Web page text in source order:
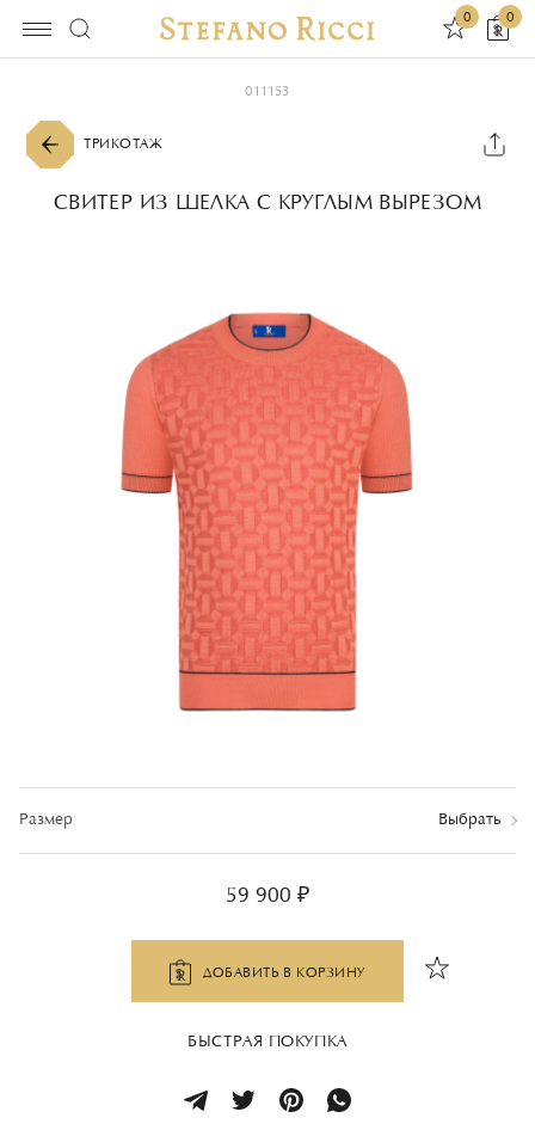
0 0
011153
ТРИКОТАЖ
СВИТЕР ИЗ ШЕЛКА С КРУГЛЫМ ВЫРЕЗОМ
Размер Выбрать
59 900 ₽
ДОБАВИТЬ В КОРЗИНУ
БЫСТРАЯ ПОКУПКА